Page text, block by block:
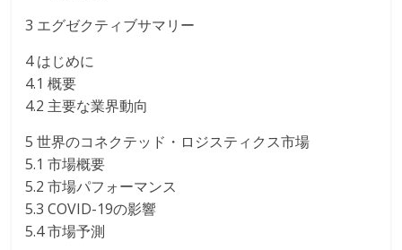
3 エグゼクティブサマリー
4 はじめに
4.1 概要
4.2 主要な業界動向
5 世界のコネクテッド・ロジスティクス市場
5.1 市場概要
5.2 市場パフォーマンス
5.3 COVID-19の影響
5.4 市場予測